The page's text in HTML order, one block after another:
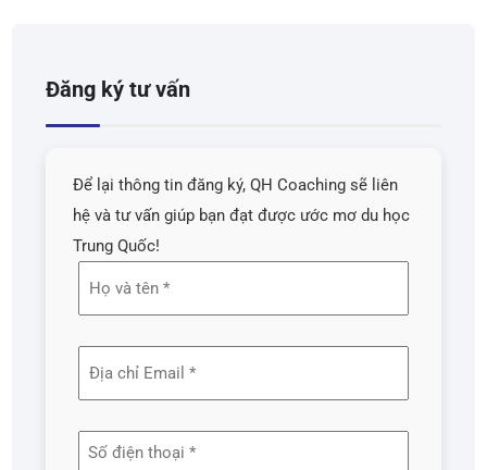
Đăng ký tư vấn
Để lại thông tin đăng ký, QH Coaching sẽ liên
hệ và tư vấn giúp bạn đạt được ước mơ du học
Trung Quốc!
tên
(Required)
email
(Required)
Số